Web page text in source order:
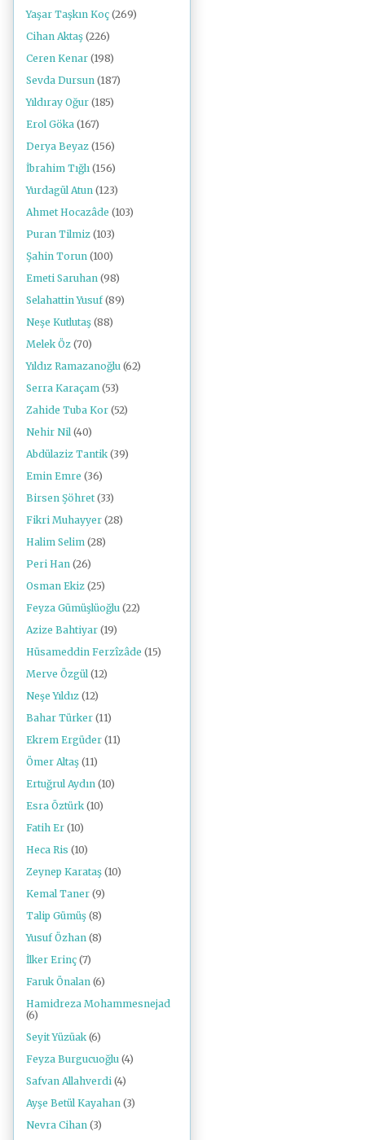
Yaşar Taşkın Koç (269)
Cihan Aktaş (226)
Ceren Kenar (198)
Sevda Dursun (187)
Yıldıray Oğur (185)
Erol Göka (167)
Derya Beyaz (156)
İbrahim Tığlı (156)
Yurdagül Atun (123)
Ahmet Hocazâde (103)
Puran Tilmiz (103)
Şahin Torun (100)
Emeti Saruhan (98)
Selahattin Yusuf (89)
Neşe Kutlutaş (88)
Melek Öz (70)
Yıldız Ramazanoğlu (62)
Serra Karaçam (53)
Zahide Tuba Kor (52)
Nehir Nil (40)
Abdülaziz Tantik (39)
Emin Emre (36)
Birsen Şöhret (33)
Fikri Muhayyer (28)
Halim Selim (28)
Peri Han (26)
Osman Ekiz (25)
Feyza Gümüşlüoğlu (22)
Azize Bahtiyar (19)
Hüsameddin Ferzîzâde (15)
Merve Özgül (12)
Neşe Yıldız (12)
Bahar Türker (11)
Ekrem Ergüder (11)
Ömer Altaş (11)
Ertuğrul Aydın (10)
Esra Öztürk (10)
Fatih Er (10)
Heca Ris (10)
Zeynep Karataş (10)
Kemal Taner (9)
Talip Gümüş (8)
Yusuf Özhan (8)
İlker Erinç (7)
Faruk Önalan (6)
Hamidreza Mohammesnejad
(6)
Seyit Yüzüak (6)
Feyza Burgucuoğlu (4)
Safvan Allahverdi (4)
Ayşe Betül Kayahan (3)
Nevra Cihan (3)